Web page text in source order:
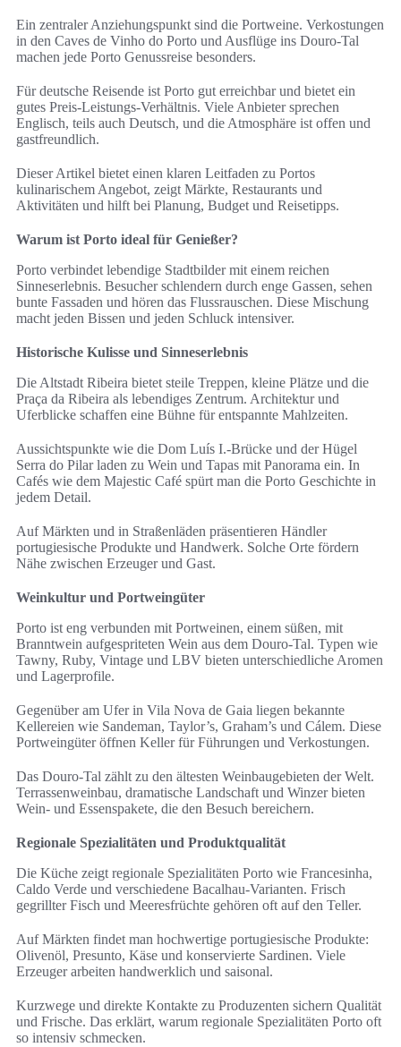
Ein zentraler Anziehungspunkt sind die Portweine. Verkostungen
in den Caves de Vinho do Porto und Ausflüge ins Douro-Tal
machen jede Porto Genussreise besonders.
Für deutsche Reisende ist Porto gut erreichbar und bietet ein
gutes Preis-Leistungs-Verhältnis. Viele Anbieter sprechen
Englisch, teils auch Deutsch, und die Atmosphäre ist offen und
gastfreundlich.
Dieser Artikel bietet einen klaren Leitfaden zu Portos
kulinarischem Angebot, zeigt Märkte, Restaurants und
Aktivitäten und hilft bei Planung, Budget und Reisetipps.
Warum ist Porto ideal für Genießer?
Porto verbindet lebendige Stadtbilder mit einem reichen
Sinneserlebnis. Besucher schlendern durch enge Gassen, sehen
bunte Fassaden und hören das Flussrauschen. Diese Mischung
macht jeden Bissen und jeden Schluck intensiver.
Historische Kulisse und Sinneserlebnis
Die Altstadt Ribeira bietet steile Treppen, kleine Plätze und die
Praça da Ribeira als lebendiges Zentrum. Architektur und
Uferblicke schaffen eine Bühne für entspannte Mahlzeiten.
Aussichtspunkte wie die Dom Luís I.-Brücke und der Hügel
Serra do Pilar laden zu Wein und Tapas mit Panorama ein. In
Cafés wie dem Majestic Café spürt man die Porto Geschichte in
jedem Detail.
Auf Märkten und in Straßenläden präsentieren Händler
portugiesische Produkte und Handwerk. Solche Orte fördern
Nähe zwischen Erzeuger und Gast.
Weinkultur und Portweingüter
Porto ist eng verbunden mit Portweinen, einem süßen, mit
Branntwein aufgespriteten Wein aus dem Douro-Tal. Typen wie
Tawny, Ruby, Vintage und LBV bieten unterschiedliche Aromen
und Lagerprofile.
Gegenüber am Ufer in Vila Nova de Gaia liegen bekannte
Kellereien wie Sandeman, Taylor’s, Graham’s und Cálem. Diese
Portweingüter öffnen Keller für Führungen und Verkostungen.
Das Douro-Tal zählt zu den ältesten Weinbaugebieten der Welt.
Terrassenweinbau, dramatische Landschaft und Winzer bieten
Wein- und Essenspakete, die den Besuch bereichern.
Regionale Spezialitäten und Produktqualität
Die Küche zeigt regionale Spezialitäten Porto wie Francesinha,
Caldo Verde und verschiedene Bacalhau-Varianten. Frisch
gegrillter Fisch und Meeresfrüchte gehören oft auf den Teller.
Auf Märkten findet man hochwertige portugiesische Produkte:
Olivenöl, Presunto, Käse und konservierte Sardinen. Viele
Erzeuger arbeiten handwerklich und saisonal.
Kurzwege und direkte Kontakte zu Produzenten sichern Qualität
und Frische. Das erklärt, warum regionale Spezialitäten Porto oft
so intensiv schmecken.